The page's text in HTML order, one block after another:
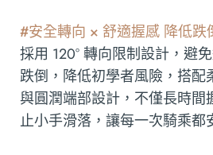
#安全轉向 × 舒適握感 降低跌
採用 120° 轉向限制設計，避
跌倒，降低初學者風險，搭配
與圓潤端部設計，不僅長時間
止小手滑落，讓每一次騎乘都